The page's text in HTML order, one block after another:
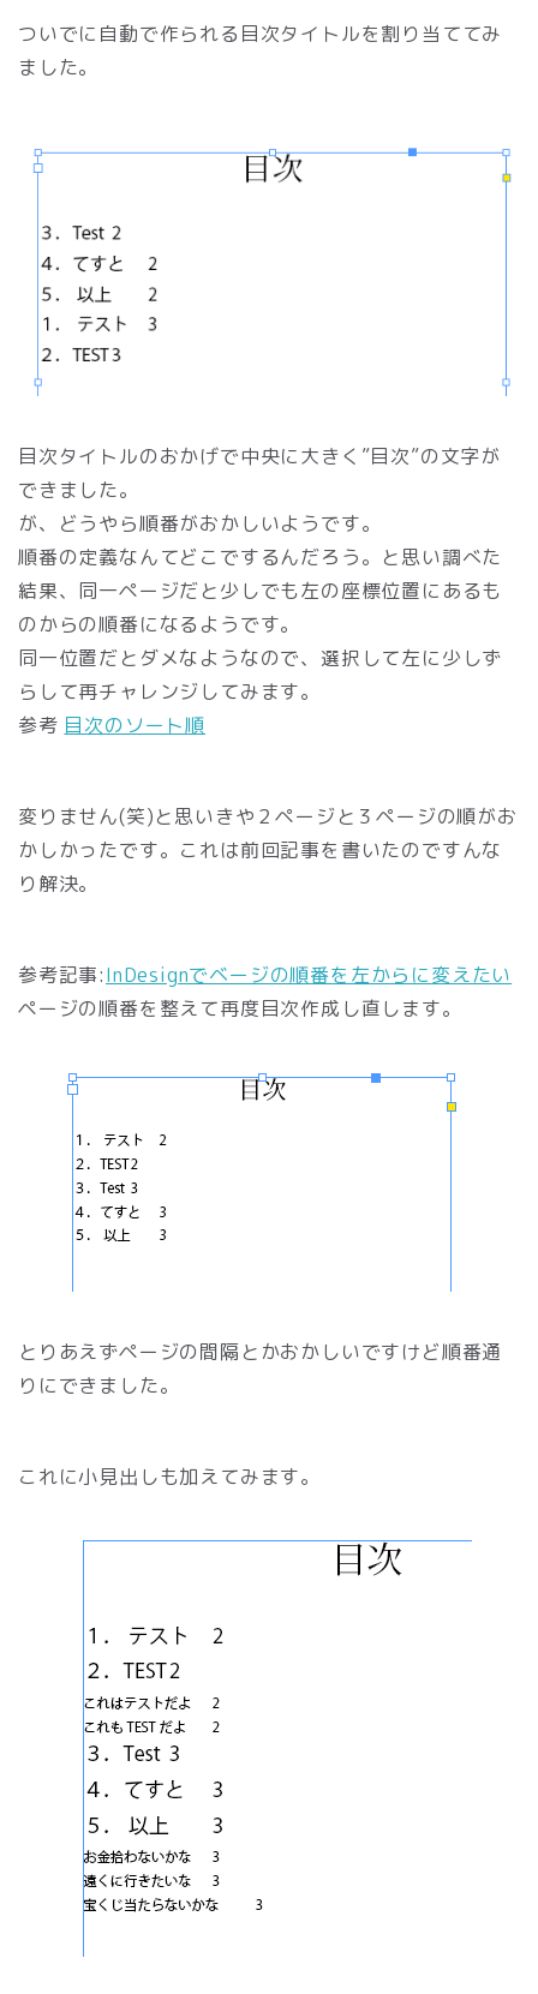
ついでに自動で作られる目次タイトルを割り当ててみ
ました。
目次タイトルのおかげで中央に大きく”目次”の文字が
できました。
が、どうやら順番がおかしいようです。
順番の定義なんてどこでするんだろう。と思い調べた
結果、同一ページだと少しでも左の座標位置にあるも
のからの順番になるようです。
同一位置だとダメなようなので、選択して左に少しず
らして再チャレンジしてみます。
参考 目次のソート順
変りません(笑)と思いきや２ページと３ページの順がお
かしかったです。これは前回記事を書いたのですんな
り解決。
参考記事:InDesignでベージの順番を左からに変えたい
ページの順番を整えて再度目次作成し直します。
とりあえずページの間隔とかおかしいですけど順番通
りにできました。
これに小見出しも加えてみます。